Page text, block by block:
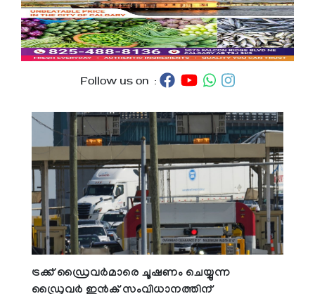
Follow us on :
ട്രക്ക് ഡ്രൈവർമാരെ ചൂഷണം ചെയ്യുന്ന
ഡ്രൈവർ ഇൻക് സംവിധാനത്തിന്